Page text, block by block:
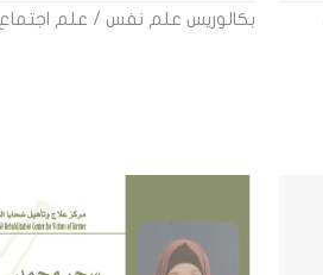
بكالوريس علم نفس / علم اجتماع